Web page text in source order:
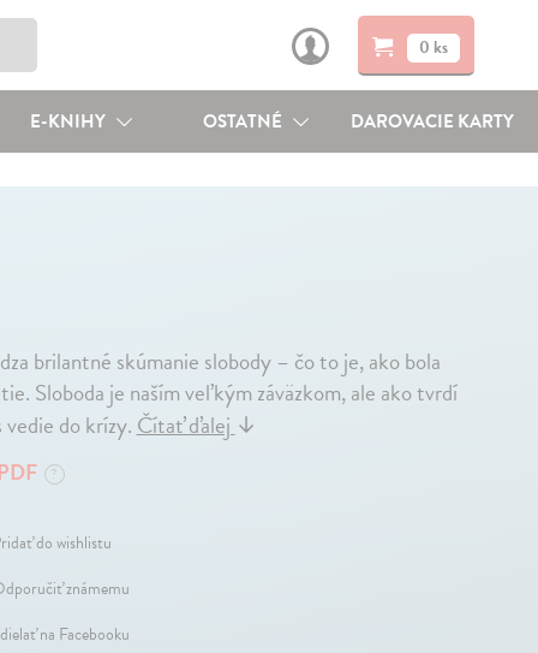
0 ks
E-KNIHY OSTATNÉ DAROVACIE KARTY
brilantné skúmanie slobody – čo to je, ako bola
Sloboda je naším veľkým záväzkom, ale ako tvrdí
vedie do krízy.Čítať ďalej↓
?
do wishlistu
známemu
na Facebooku